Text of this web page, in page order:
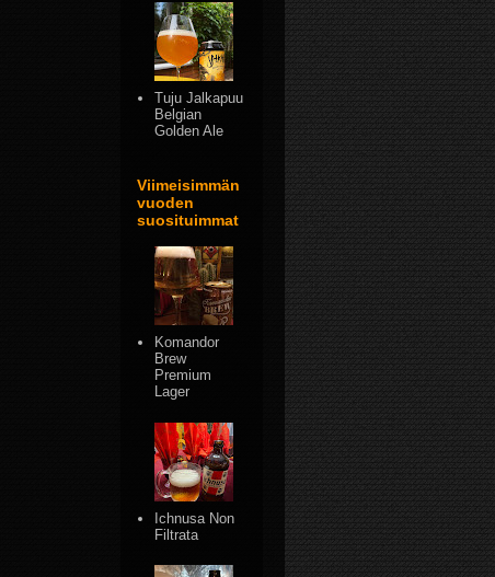
Tuju Jalkapuu
Belgian
Golden Ale
Viimeisimmän
vuoden
suosituimmat
Komandor
Brew
Premium
Lager
Ichnusa Non
Filtrata